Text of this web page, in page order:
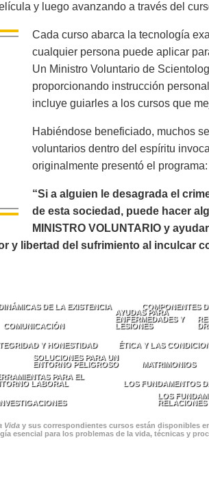
y luego avanzando a través del
Cada curso abarca la tecnología
cualquier persona puede aplicar
Un Ministro Voluntario de
proporcionando instrucción
incluye guiarles a los cursos que
Habiéndose beneficiado, muchos
voluntarios dentro del espíritu
originalmente presentó el programa:
“Si a alguien le desagrada el
de esta sociedad, puede hacer
MINISTRO VOLUNTARIO y
y libertad del sufrimiento al inculcar
DINÁMICAS DE LA EXISTENCIA COMPONENTES
COMUNICACIÓN
AYUDAS PARA
ENFERMEDADES Y
LESIONES
Y HONESTIDAD ÉTICA Y LAS
SOLUCIONES PARA UN
ENTORNO PELIGROSO
MATRIMONIOS
PARA EL
LABORAL
LOS FUNDAMENTOS
LOS
Vida y sus correspondientes cursos están disponibles
esencial para los problemas de la vida, técnicas y